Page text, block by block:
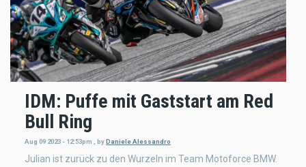
IDM: Puffe mit Gaststart am Red
Bull Ring
Aug 09 2023 - 12:53pm , byDaniele Alessandro
Julian ist zurück zu den Wurzeln im Team Motoforce BMW.